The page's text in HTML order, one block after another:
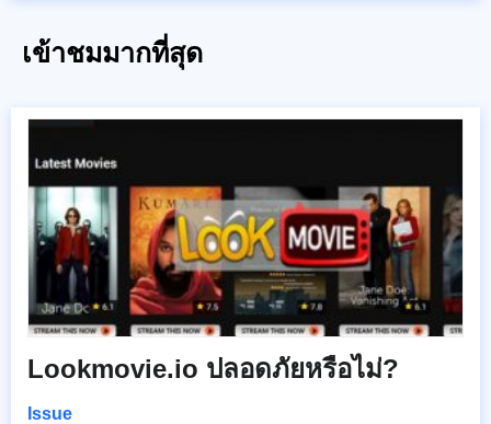
เข้าชมมากที่สุด
Lookmovie.io ปลอดภัยหรือไม่?
Issue